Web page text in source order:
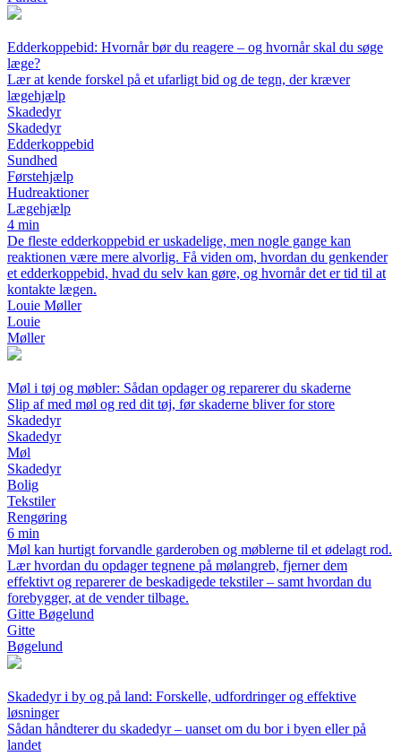
Edderkoppebid: Hvornår bør du reagere – og hvornår skal du søge
læge?
Lær at kende forskel på et ufarligt bid og de tegn, der kræver
lægehjælp
Skadedyr
Skadedyr
Edderkoppebid
Sundhed
Førstehjælp
Hudreaktioner
Lægehjælp
4 min
De fleste edderkoppebid er uskadelige, men nogle gange kan
reaktionen være mere alvorlig. Få viden om, hvordan du genkender
et edderkoppebid, hvad du selv kan gøre, og hvornår det er tid til at
kontakte lægen.
Louie Møller
Louie
Møller
Møl i tøj og møbler: Sådan opdager og reparerer du skaderne
Slip af med møl og red dit tøj, før skaderne bliver for store
Skadedyr
Skadedyr
Møl
Skadedyr
Bolig
Tekstiler
Rengøring
6 min
Møl kan hurtigt forvandle garderoben og møblerne til et ødelagt rod.
Lær hvordan du opdager tegnene på mølangreb, fjerner dem
effektivt og reparerer de beskadigede tekstiler – samt hvordan du
forebygger, at de vender tilbage.
Gitte Bøgelund
Gitte
Bøgelund
Skadedyr i by og på land: Forskelle, udfordringer og effektive
løsninger
Sådan håndterer du skadedyr – uanset om du bor i byen eller på
landet